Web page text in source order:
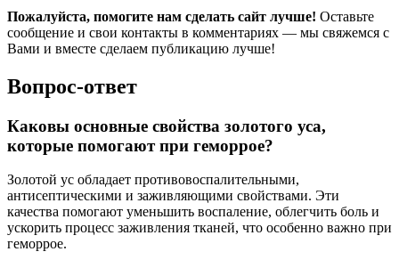
Пожалуйста, помогите нам сделать сайт лучше! Оставьте
сообщение и свои контакты в комментариях — мы свяжемся с
Вами и вместе сделаем публикацию лучше!
Вопрос-ответ
Каковы основные свойства золотого уса,
которые помогают при геморрое?
Золотой ус обладает противовоспалительными,
антисептическими и заживляющими свойствами. Эти
качества помогают уменьшить воспаление, облегчить боль и
ускорить процесс заживления тканей, что особенно важно при
геморрое.